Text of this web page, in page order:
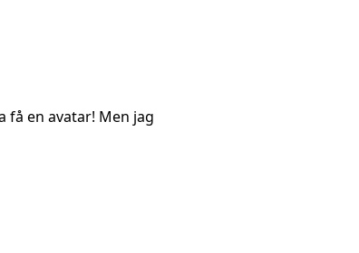
få en avatar! Men jag